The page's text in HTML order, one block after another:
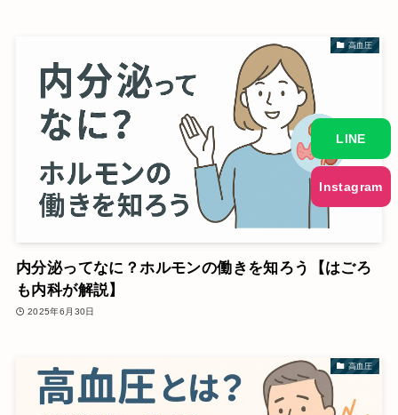
高血圧
内分泌ってなに？ホルモンの働きを知ろう【はごろ
も内科が解説】
2025年6月30日
高血圧
LINE
Instagram